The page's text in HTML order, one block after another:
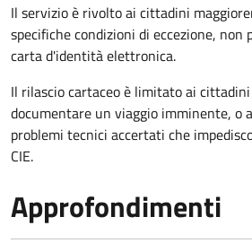
Il servizio è rivolto ai cittadini
specifiche condizioni di eccezione, non
carta d'identità elettronica.
Il rilascio cartaceo è limitato ai cittadini
documentare un viaggio imminente, o
problemi tecnici accertati che
CIE.
Approfondimenti